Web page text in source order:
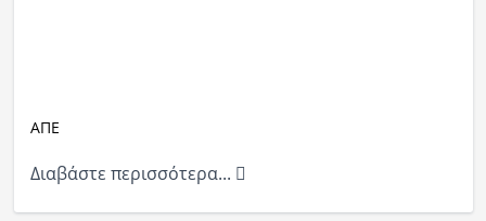
ΑΠΕ
Διαβάστε περισσότερα...